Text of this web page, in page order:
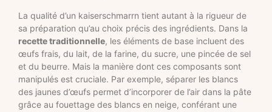
La qualité d’un kaiserschmarrn tient autant à la rigueur de
sa préparation qu’au choix précis des ingrédients. Dans la
recette traditionnelle, les éléments de base incluent des
œufs frais, du lait, de la farine, du sucre, une pincée de sel
et du beurre. Mais la manière dont ces composants sont
manipulés est cruciale. Par exemple, séparer les blancs
des jaunes d’œufs permet d’incorporer de l’air dans la pâte
grâce au fouettage des blancs en neige, conférant une